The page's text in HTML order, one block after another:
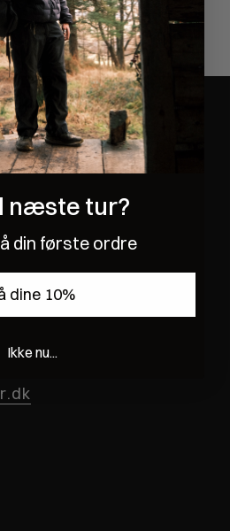
næste tur?
din første ordre
dine 10%
Ikke nu...